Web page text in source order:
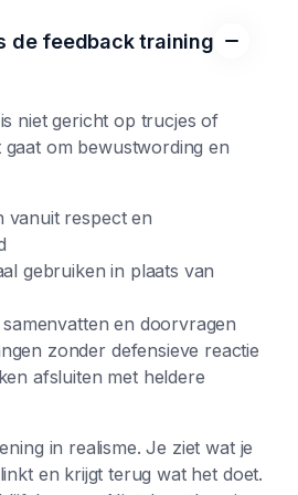
de feedback training
niet gericht op trucjes of
om bewustwording en
vanuit respect en
gebruiken in plaats van
en doorvragen
zonder defensieve reactie
afsluiten met heldere
in realisme. Je ziet wat je
en krijgt terug wat het doet.